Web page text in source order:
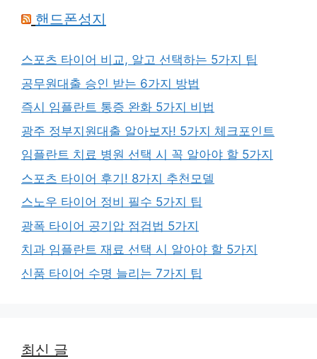
핸드폰성지
스포츠 타이어 비교, 알고 선택하는 5가지 팁
공무원대출 승인 받는 6가지 방법
즉시 임플란트 통증 완화 5가지 비법
광주 정부지원대출 알아보자! 5가지 체크포인트
임플란트 치료 병원 선택 시 꼭 알아야 할 5가지
스포츠 타이어 후기! 8가지 추천모델
스노우 타이어 정비 필수 5가지 팁
광폭 타이어 공기압 점검법 5가지
치과 임플란트 재료 선택 시 알아야 할 5가지
신품 타이어 수명 늘리는 7가지 팁
최신 글